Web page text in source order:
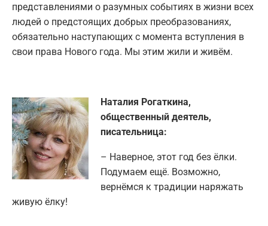
представлениями о разумных событиях в жизни всех
людей о предстоящих добрых преобразованиях,
обязательно наступающих с момента вступления в
свои права Нового года. Мы этим жили и живём.
Наталия Рогаткина,
общественный деятель,
писательница:
– Наверное, этот год без ёлки.
Подумаем ещё. Возможно,
вернёмся к традиции наряжать
живую ёлку!